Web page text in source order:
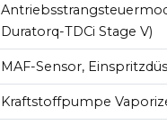
Duratorq-TDCi Stage V)
MAF-Sensor,
Kraftstoffpumpe